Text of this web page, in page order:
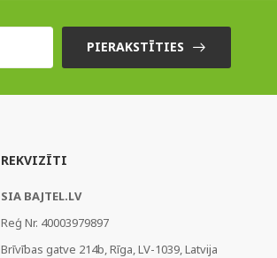
PIERAKSTĪTIES
REKVIZĪTI
SIA BAJTEL.LV
Reģ Nr. 40003979897
Brīvības gatve 214b, Rīga, LV-1039, Latvija